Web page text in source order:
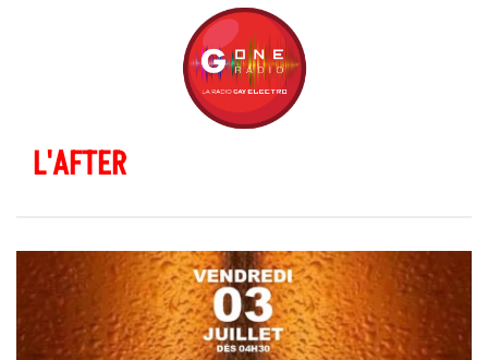
L'AFTER